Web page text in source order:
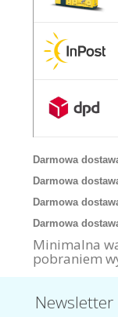
Darmowa
Darmowa
Darmowa
Darmowa
Minimalna
pobraniem
Newsletter